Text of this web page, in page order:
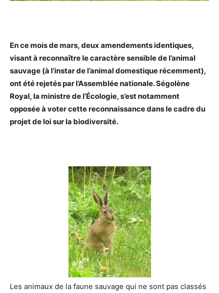
En ce mois de mars, deux amendements identiques,
visant à reconnaître le caractère sensible de l’animal
sauvage (à l’instar de l’animal domestique récemment),
ont été rejetés par l’Assemblée nationale. Ségolène
Royal, la ministre de l’Écologie, s’est notamment
opposée à voter cette reconnaissance dans le cadre du
projet de loi sur la biodiversité.
Les animaux de la faune sauvage qui ne sont pas classés